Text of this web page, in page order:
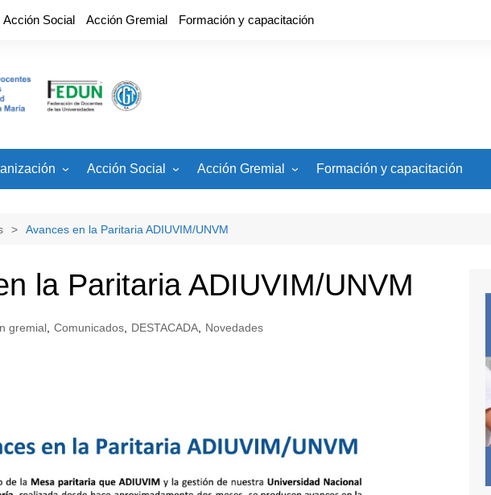
Acción Social Acción Gremial Formación y capacitación
Acción Social
Novedades
Acción Gremial
Paritaria Local
Formación y capacitación
Avances en la Paritaria ADIUVIM/UNVM
la Paritaria ADIUVIM/UNVM
gremial Comunicados DESTACADA Novedades